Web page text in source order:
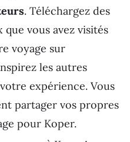
. Téléchargez des
vous avez visités
voyage sur
les autres
expérience. Vous
partager vos propres
pour Koper.